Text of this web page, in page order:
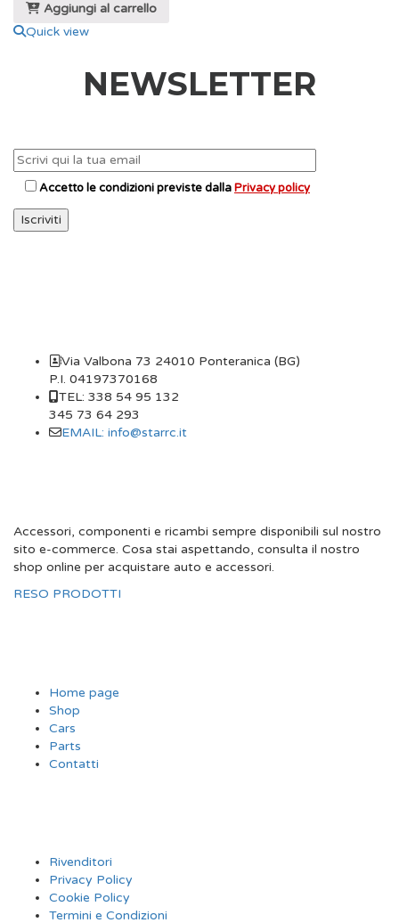
Aggiungi al carrello
Quick view
NEWSLETTER
Accetto le condizioni previste dallaPrivacy policy
Via Valbona 73 24010 Ponteranica (BG)
P.I. 04197370168
TEL: 338 54 95 132
345 73 64 293
EMAIL: info@starrc.it
Accessori, componenti e ricambi sempre disponibili sul nostro
sito e-commerce. Cosa stai aspettando, consulta il nostro
shop online per acquistare auto e accessori.
RESO PRODOTTI
Home page
Shop
Cars
Parts
Contatti
Rivenditori
Privacy Policy
Cookie Policy
Termini e Condizioni